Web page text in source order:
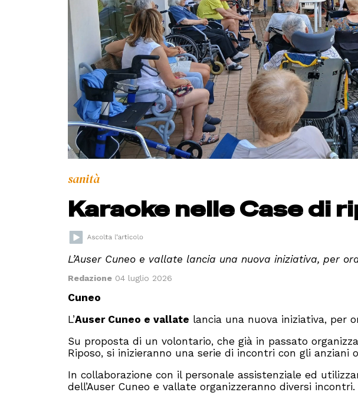
sanità
Karaoke nelle Case di
L’Auser Cuneo e vallate lancia una nuova iniziativa, per
Redazione 04 luglio 2026
Cuneo
L’Auser Cuneo e vallate lancia una nuova iniziativa, per
Su proposta di un volontario, che già in passato
Riposo, si inizieranno una serie di incontri con gli anziani
In collaborazione con il personale assistenziale ed
dell’Auser Cuneo e vallate organizzeranno diversi incontri.